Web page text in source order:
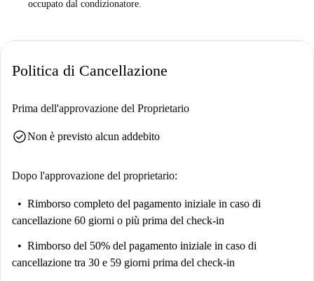
occupato dal condizionatore.
Politica di Cancellazione
Prima dell'approvazione del Proprietario
check_circleNon è previsto alcun addebito
Dopo l'approvazione del proprietario:
Rimborso completo del pagamento iniziale in caso di
cancellazione 60 giorni o più prima del check-in
Rimborso del 50% del pagamento iniziale in caso di
cancellazione tra 30 e 59 giorni prima del check-in